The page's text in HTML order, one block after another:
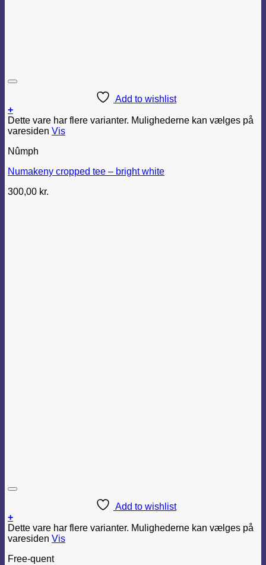
Add to wishlist
+
Dette vare har flere varianter. Mulighederne kan vælges på
varesiden Vis
Nûmph
Numakeny cropped tee – bright white
300,00 kr.
Add to wishlist
+
Dette vare har flere varianter. Mulighederne kan vælges på
varesiden Vis
Free-quent